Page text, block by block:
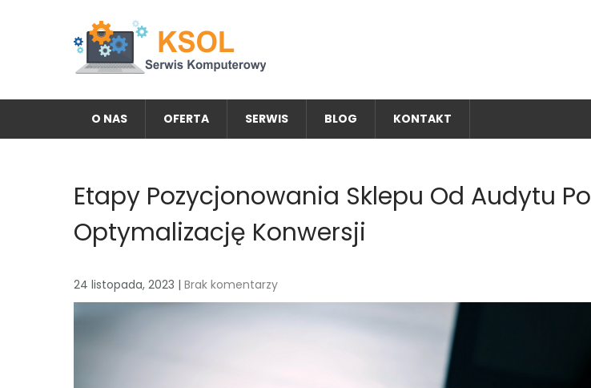
O NAS
OFERTA SERWIS BLOG KONTAKT
Etapy Pozycjonowania Sklepu Od Audytu Po
Optymalizację Konwersji
24 listopada, 2023 | Brak komentarzy